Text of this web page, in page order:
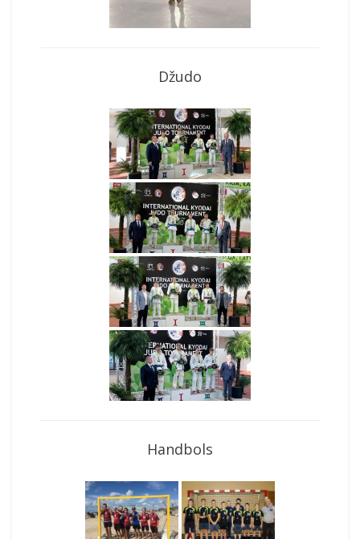
Džudo
Handbols